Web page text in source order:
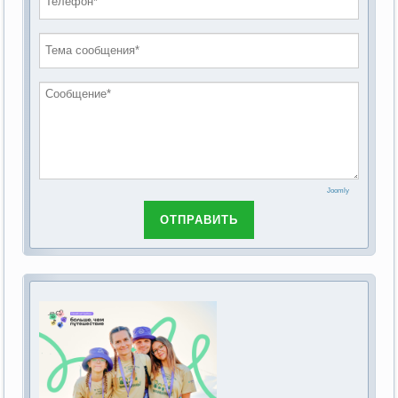
обсуждению Федерального закона Российской
основах социального обслуживания граждан в
2019 год
2018 год
Joomly
ОТПРАВИТЬ